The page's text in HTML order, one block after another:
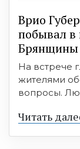
Врио
побывал в
Брянщины
На встрече
жителями
вопросы.
Читать